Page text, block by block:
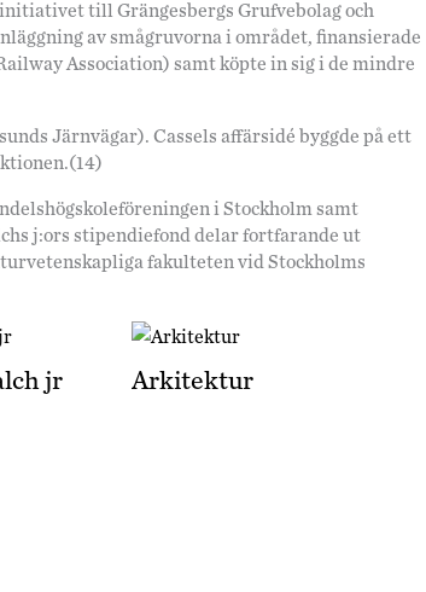
till Grängesbergs Grufvebolag och
av smågruvorna i området, finansierade
Association) samt köpte in sig i de mindre
Järnvägar). Cassels affärsidé byggde på ett
i Stockholm samt
j:ors stipendiefond delar fortfarande ut
fakulteten vid Stockholms
jr Arkitektur